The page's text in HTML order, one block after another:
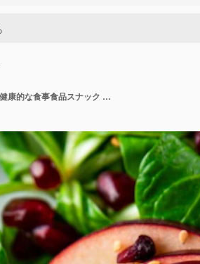
アップル サラダ、グリーン ミックス レタス、ザクロ粒健康的な食事食品スナック テーブル コピー スペース